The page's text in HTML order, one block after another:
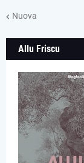
Nuova
Allu Friscu